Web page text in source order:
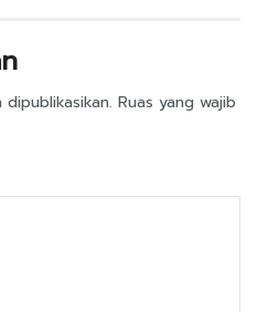
Ruas yang wajib